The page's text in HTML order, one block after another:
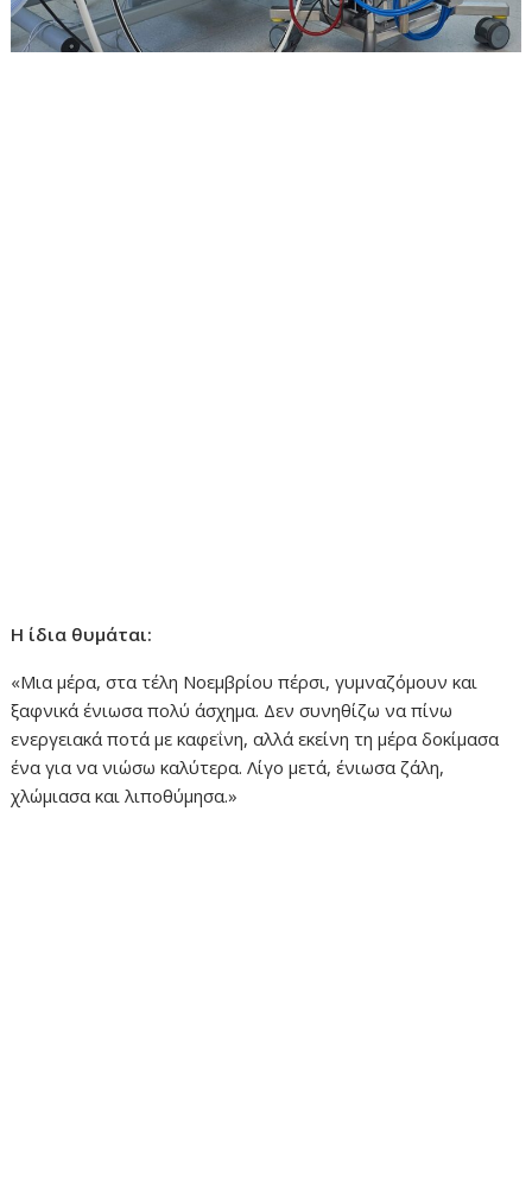
Η ίδια θυμάται:
«Μια μέρα, στα τέλη Νοεμβρίου πέρσι, γυμναζόμουν και
ξαφνικά ένιωσα πολύ άσχημα. Δεν συνηθίζω να πίνω
ενεργειακά ποτά με καφεΐνη, αλλά εκείνη τη μέρα δοκίμασα
ένα για να νιώσω καλύτερα. Λίγο μετά, ένιωσα ζάλη,
χλώμιασα και λιποθύμησα.»